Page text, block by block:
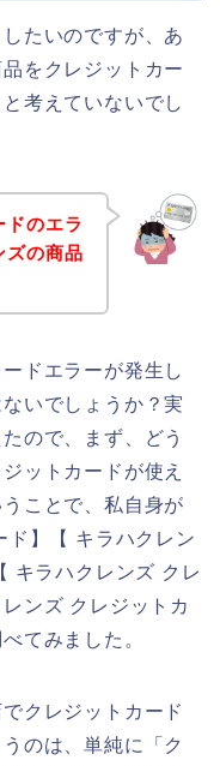
たいのですが、あ
をクレジットカー
考えていないでし
ドのエラ
ズの商品
ドエラーが発生し
いでしょうか？実
ので、まず、どう
ットカードが使え
ことで、私自身が
ド】【 キラハクレン
キラハクレンズ クレ
ンズ クレジットカ
てみました。
クレジットカード
のは、単純に「ク